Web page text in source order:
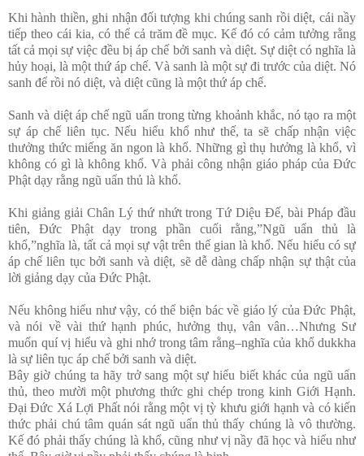
Khi hành thiền, ghi nhận đối tượng khi chúng sanh rồi diệt, cái nầy
tiếp theo cái kia, có thể cả trăm đề mục. Kế đó có cảm tưởng rằng
tất cả mọi sự việc đều bị áp chế bởi sanh và diệt. Sự diệt có nghĩa là
hủy hoại, là một thứ áp chế. Và sanh là một sự đi trước của diệt. Nó
sanh để rồi nó diệt, và diệt cũng là một thứ áp chế.
Sanh và diệt áp chế ngũ uẩn trong từng khoảnh khắc, nó tạo ra một
sự áp chế liên tục. Nếu hiểu khổ như thế, ta sẽ chấp nhận việc
thưởng thức miếng ăn ngon là khổ. Những gì thụ hưởng là khổ, vì
không có gì là không khổ. Và phải công nhận giáo pháp của Đức
Phật dạy rằng ngũ uẩn thủ là khổ.
Khi giảng giải Chân Lý thứ nhứt trong Tứ Diệu Đế, bài Pháp đầu
tiên, Đức Phật dạy trong phần cuối rằng,”Ngũ uẩn thủ là
khổ,”nghĩa là, tất cả mọi sự vật trên thế gian là khổ. Nếu hiểu có sự
áp chế liên tục bởi sanh và diệt, sẽ dễ dàng chấp nhận sự thật của
lời giảng dạy của Đức Phật.
Nếu không hiểu như vậy, có thể biện bác về giáo lý của Đức Phật,
và nói về vài thứ hạnh phúc, hưởng thụ, vân vân…Nhưng Sư
muốn quí vị hiểu và ghi nhớ trong tâm rằng–nghĩa của khổ dukkha
là sự liên tục áp chế bởi sanh và diệt.
Bây giờ chúng ta hãy trở sang một sự hiểu biết khác của ngũ uẩn
thủ, theo mười một phương thức ghi chép trong kinh Giới Hạnh.
Đại Đức Xá Lợi Phất nói rằng một vị tỳ khưu giới hạnh và có kiến
thức phải chú tâm quán sát ngũ uẩn thủ thấy chúng là vô thường.
Kế đó phải thấy chúng là khổ, cũng như vị nầy đã học và hiểu như